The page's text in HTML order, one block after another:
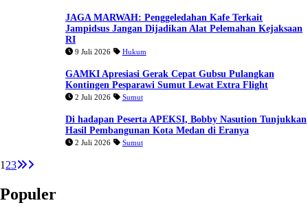
JAGA MARWAH: Penggeledahan Kafe Terkait
Jampidsus Jangan Dijadikan Alat Pelemahan Kejaksaan
RI
9 Juli 2026 Hukum
GAMKI Apresiasi Gerak Cepat Gubsu Pulangkan
Kontingen Pesparawi Sumut Lewat Extra Flight
2 Juli 2026 Sumut
Di hadapan Peserta APEKSI, Bobby Nasution Tunjukkan
Hasil Pembangunan Kota Medan di Eranya
2 Juli 2026 Sumut
1 23
Populer